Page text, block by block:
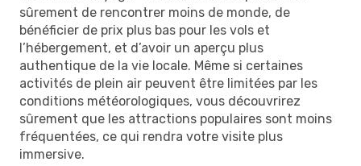
sûrement de rencontrer moins de monde, de
bénéficier de prix plus bas pour les vols et
l’hébergement, et d’avoir un aperçu plus
authentique de la vie locale. Même si certaines
activités de plein air peuvent être limitées par les
conditions météorologiques, vous découvrirez
sûrement que les attractions populaires sont moins
fréquentées, ce qui rendra votre visite plus
immersive.